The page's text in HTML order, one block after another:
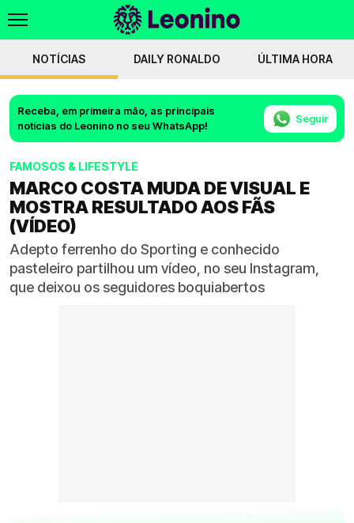
NOTÍCIAS DAILY RONALDO ÚLTIMA HORA
Receba, em primeira mão, as principais
notícias do Leonino no seu WhatsApp!
Seguir
FAMOSOS & LIFESTYLE
MARCO COSTA MUDA DE VISUAL E
MOSTRA RESULTADO AOS FÃS
(VÍDEO)
Adepto ferrenho do Sporting e conhecido
pasteleiro partilhou um vídeo, no seu Instagram,
que deixou os seguidores boquiabertos